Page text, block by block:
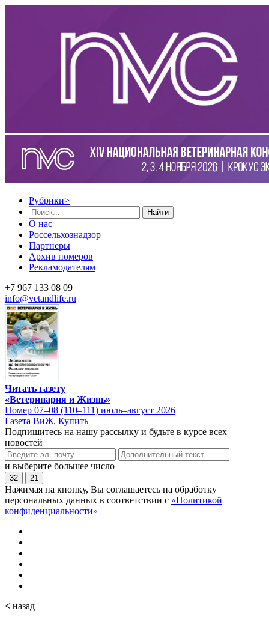
Рубрики>
Найти
О нас
Россельхознадзор
Партнеры
Архив номеров
Рекламодателям
+7 967 133 08 09
info@vetandlife.ru
Читать газету
«Ветеринария и Жизнь»
Номер 07–08 (110–111) июль–август 2026
Газета ВиЖ. Купить
Подпишитесь на нашу рассылку и будьте в курсе всех
новостей
и выберите большее число
32 21
Нажимая на кнопку, Вы соглашаетесь на обработку
персональных данных в соответствии с «Политикой
конфиденциальности»
< назад